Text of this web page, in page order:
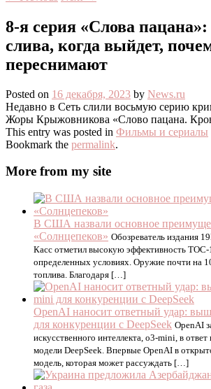
8-я серия «Слова
слива, когда выйдет,
переснимают
Posted on 16 декабря, 2023 by News.ru
Недавно в Сеть слили восьмую серию
Жоры Крыжовникова «Слово пацана.
This entry was posted in Фильмы и сериалы
Bookmark the permalink.
More from my site
В США назвали основное
«Солнцепеков» Обозреватель издания
Касс отметил высокую эффективность
определенных условиях. Оружие почти на
топлива. Благодаря […]
OpenAI наносит ответный удар:
для конкуренции с DeepSeek OpenAI
искусственного интеллекта, o3-mini, в ответ
модели DeepSeek. Впервые OpenAI в
модель, которая может рассуждать […]